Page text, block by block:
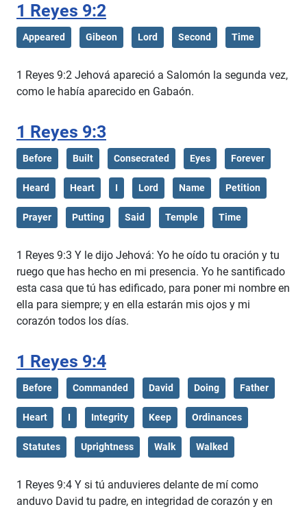
1 Reyes 9:2
Appeared Gibeon Lord Second Time
1 Reyes 9:2 Jehová apareció a Salomón la segunda vez,
como le había aparecido en Gabaón.
1 Reyes 9:3
Before Built Consecrated Eyes Forever
Heard Heart I Lord Name Petition
Prayer Putting Said Temple Time
1 Reyes 9:3 Y le dijo Jehová: Yo he oído tu oración y tu
ruego que has hecho en mi presencia. Yo he santificado
esta casa que tú has edificado, para poner mi nombre en
ella para siempre; y en ella estarán mis ojos y mi
corazón todos los días.
1 Reyes 9:4
Before Commanded David Doing Father
Heart I Integrity Keep Ordinances
Statutes Uprightness Walk Walked
1 Reyes 9:4 Y si tú anduvieres delante de mí como
anduvo David tu padre, en integridad de corazón y en